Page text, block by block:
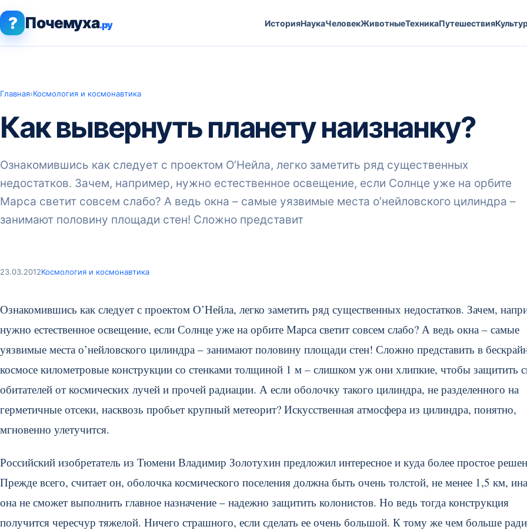
? Почемуха.ру ИсторияНаукаЧеловекЖивотныеТехникаПутешествия
Главная›Космология и космонавтика
Как вывернуть планету наизнанку?
Ознакомившись как следует с проектом О’Нейла, легко заметить ряд существенных
недостатков. Зачем, например, нужно естественное освещение, если Солнце уже на орбите
Марса светит совсем слабо? А ведь окна – самые уязвимые места о’нейловского цилиндра –
занимают половину площади стен! Сложно представит
23.03.2012Космология и космонавтика
Ознакомившись как следует с проектом О’Нейла, легко заметить ряд существенных недостатков. Зачем,
нужно естественное освещение, если Солнце уже на орбите Марса светит совсем слабо? А ведь окна – самые
уязвимые места о’нейловского цилиндра – занимают половину площади стен! Сложно представить в
космосе километровые конструкции со стенками толщиной 1 м – слишком уж они хлипкие, чтобы защитить
обитателей от космических лучей и прочей радиации. А если оболочку такого цилиндра, не разделенного на
герметичные отсеки, насквозь пробьет крупный метеорит? Искусственная атмосфера из цилиндра, понятно,
мгновенно улетучится.
Российский изобретатель из Тюмени Владимир Золотухин предложил интересное и куда более простое
Прежде всего, считает он, оболочка космического поселения должна быть очень толстой, не менее 1,5 км,
она не сможет выполнить главное назначение – надежно защитить колонистов. Но ведь тогда конструкция
получится чересчур тяжелой. Ничего страшного, если сделать ее очень большой. К тому же чем больше